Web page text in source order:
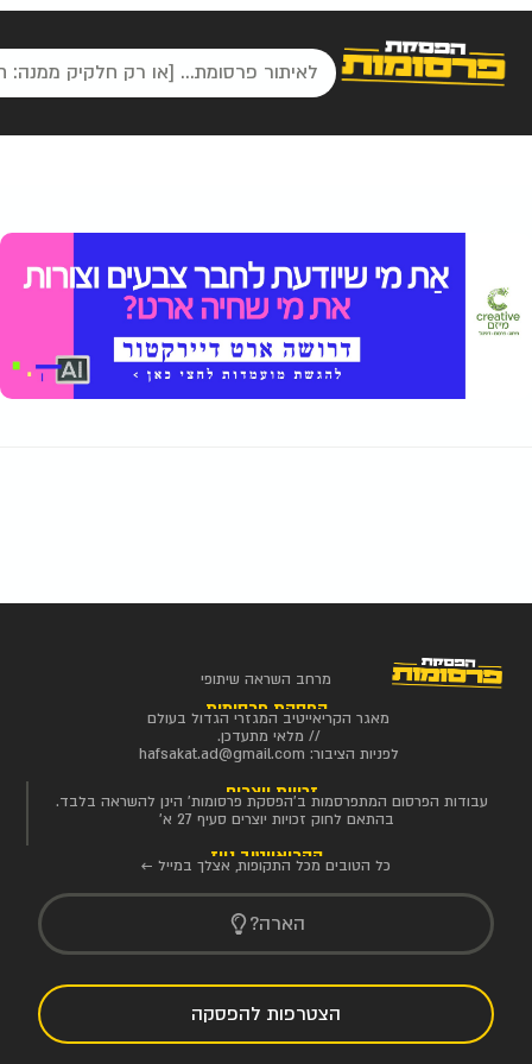
מרחב השראה שיתופי
הפסקת פרסומות
מאגר הקריאייטיב המגזרי הגדול בעולם
// מלאי מתעדכן.
לפניות הציבור: hafsakat.ad@gmail.com
זכויות יוצרים
עבודות הפרסום המתפרסמות ב'הפסקת פרסומות' הינן להשראה בלבד.
בהתאם לחוק זכויות יוצרים סעיף 27 א'
הקריאייטיב ניוז
כל הטובים מכל התקופות, אצלך במייל ←
הארה?
הצטרפות להפסקה